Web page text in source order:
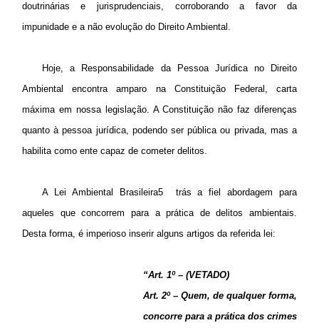
doutrinárias e jurisprudenciais, corroborando a favor da
impunidade e a não evolução do Direito Ambiental.
Hoje, a Responsabilidade da Pessoa Jurídica no Direito
Ambiental encontra amparo na Constituição Federal, carta
máxima em nossa legislação. A Constituição não faz diferenças
quanto à pessoa jurídica, podendo ser pública ou privada, mas a
habilita comoente capaz de cometer delitos.
A Lei Ambiental Brasileira5 trás a fiel abordagem para
aqueles que concorrem para a prática de delitos ambientais.
Desta forma, é imperioso inserir alguns artigos da referida lei:
“Art. 1º – (VETADO)
Art. 2º – Quem, de qualquer forma,
concorre para a prática dos crimes